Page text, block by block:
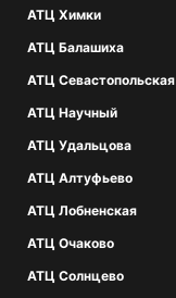
АТЦ Химки
АТЦ Балашиха
АТЦ Севастопольская
АТЦ Научный
АТЦ Удальцова
АТЦ Алтуфьево
АТЦ Лобненская
АТЦ Очаково
АТЦ Солнцево